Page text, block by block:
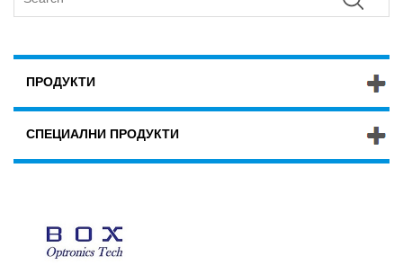
ПРОДУКТИ
СПЕЦИАЛНИ ПРОДУКТИ